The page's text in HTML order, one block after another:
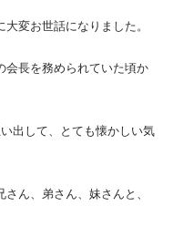
変お世話になりました。
会長を務められていた頃か
出して、とても懐かしい気
ん、弟さん、妹さんと、